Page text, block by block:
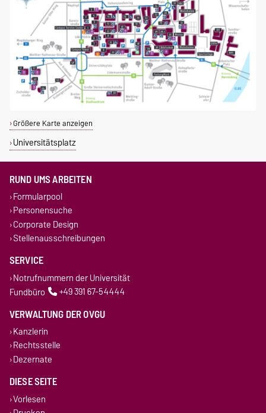
Größere Karte anzeigen
Universitätsplatz
RUND UMS ARBEITEN
Formularpool
Personensuche
Corporate Design
Stellenausschreibungen
SERVICE
Notrufnummern der Universität
Fundbüro
+49 391 67-54444
VERWALTUNG DER OVGU
Kanzlerin
Rechtsstelle
Dezernate
DIESE SEITE
Vorlesen